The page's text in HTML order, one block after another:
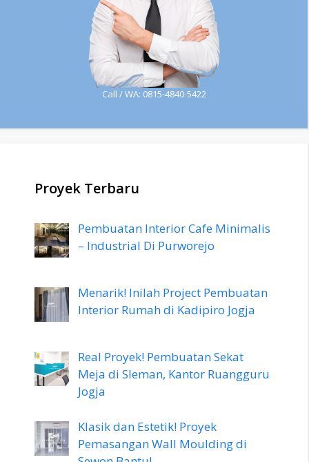
Call / WA: 0815-4840-5422
Proyek Terbaru
Pembuatan Interior Cafe Minimalis
– Industrial Di Purworejo
Menarik! Inilah Project Pembuatan
Interior Rumah di Kadipiro Jogja
Real Proyek! Pembuatan Sekat
Meja di Sleman, Kantor Ruangguru
Jogja
Klasik dan Estetik! Proyek
Pemasangan Wall Moulding di